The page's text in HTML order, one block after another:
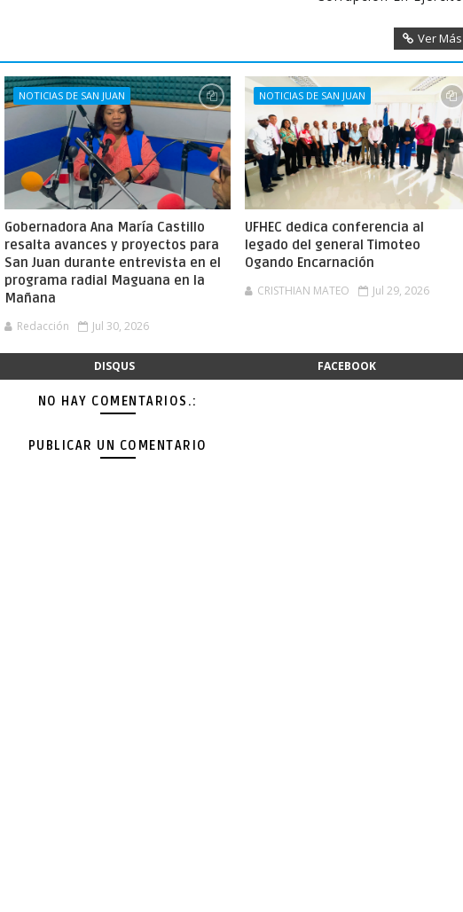
Ver Más
NOTICIAS DE SAN JUAN
Gobernadora Ana María Castillo
resalta avances y proyectos para
San Juan durante entrevista en el
programa radial Maguana en la
Mañana
Redacción Jul 30, 2026
NOTICIAS DE SAN JUAN
UFHEC dedica conferencia al
legado del general Timoteo
Ogando Encarnación
CRISTHIAN MATEO Jul 29, 2026
DISQUS FACEBOOK
NO HAY COMENTARIOS.:
PUBLICAR UN COMENTARIO